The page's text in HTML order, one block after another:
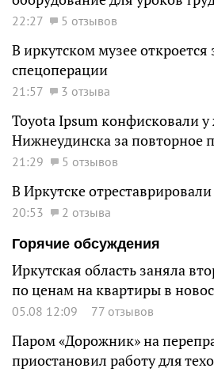
22:27 5 отзывов
В иркутском музее
спецоперации
21:57 3 отзыва
Toyota Ipsum конфисковали
Нижнеудинска за повторное
21:29 5 отзывов
В Иркутске
20:53
2 отзыва
Горячие обсуждения
Иркутская область заняла
по ценам на квартиры в
05.08 12:09 77 отзывов
Паром «Дорожник» на
приостановил работу для